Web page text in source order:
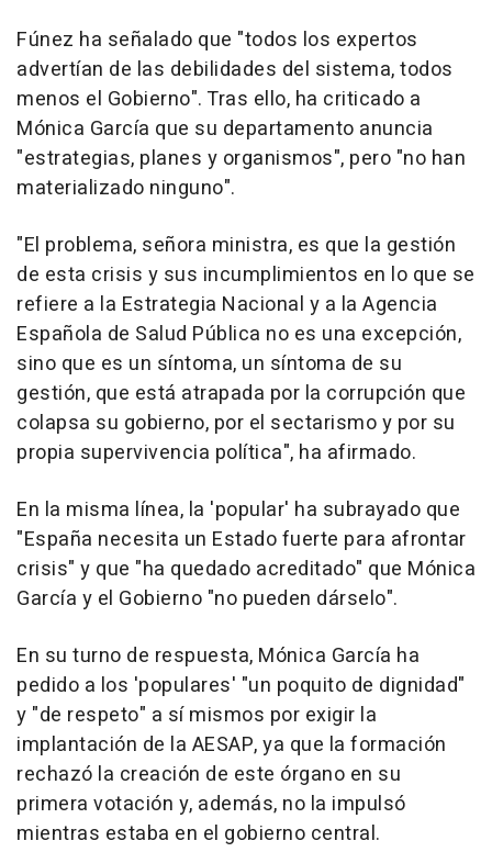
Fúnez ha señalado que "todos los expertos
advertían de las debilidades del sistema, todos
menos el Gobierno". Tras ello, ha criticado a
Mónica García que su departamento anuncia
"estrategias, planes y organismos", pero "no han
materializado ninguno".
"El problema, señora ministra, es que la gestión
de esta crisis y sus incumplimientos en lo que se
refiere a la Estrategia Nacional y a la Agencia
Española de Salud Pública no es una excepción,
sino que es un síntoma, un síntoma de su
gestión, que está atrapada por la corrupción que
colapsa su gobierno, por el sectarismo y por su
propia supervivencia política", ha afirmado.
En la misma línea, la 'popular' ha subrayado que
"España necesita un Estado fuerte para afrontar
crisis" y que "ha quedado acreditado" que Mónica
García y el Gobierno "no pueden dárselo".
En su turno de respuesta, Mónica García ha
pedido a los 'populares' "un poquito de dignidad"
y "de respeto" a sí mismos por exigir la
implantación de la AESAP, ya que la formación
rechazó la creación de este órgano en su
primera votación y, además, no la impulsó
mientras estaba en el gobierno central.